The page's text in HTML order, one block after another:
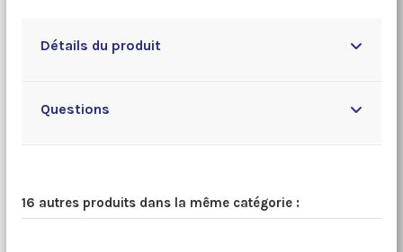
Détails du produit
Questions
16 autres produits dans la même catégorie :